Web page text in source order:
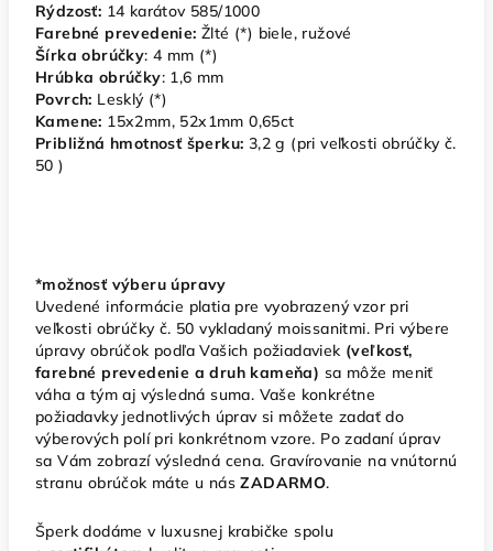
Rýdzosť: 14 karátov 585/1000
Farebné prevedenie: Žlté (*) biele, ružové
Šírka obrúčky: 4 mm (*)
Hrúbka obrúčky: 1,6 mm
Povrch: Lesklý (*)
Kamene: 15x2mm, 52x1mm 0,65ct
Približná hmotnosť šperku: 3,2 g (pri veľkosti obrúčky č.
50 )
*možnosť výberu úpravy
Uvedené informácie platia pre vyobrazený vzor pri
veľkosti obrúčky č. 50 vykladaný moissanitmi. Pri výbere
úpravy obrúčok podľa Vašich požiadaviek (veľkosť,
farebné prevedenie a druh kameňa) sa môže meniť
váha a tým aj výsledná suma. Vaše konkrétne
požiadavky jednotlivých úprav si môžete zadať do
výberových polí pri konkrétnom vzore. Po zadaní úprav
sa Vám zobrazí výsledná cena. Gravírovanie na vnútornú
stranu obrúčok máte u násZADARMO.
Šperk dodáme v luxusnej krabičke spolu